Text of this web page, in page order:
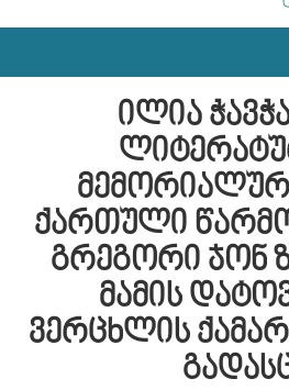
ილია
მემორიალურ
ქართული
გრეგორი ჯონ
მამის
ვერცხლის